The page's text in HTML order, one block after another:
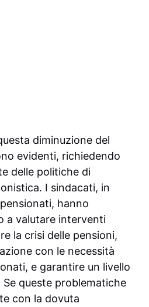
diminuzione del
evidenti, richiedendo
delle politiche di
I sindacati, in
hanno
a valutare interventi
la crisi delle pensioni,
con le necessità
e garantire un livello
queste problematiche
con la dovuta